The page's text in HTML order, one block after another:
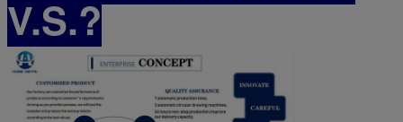
V.S.?